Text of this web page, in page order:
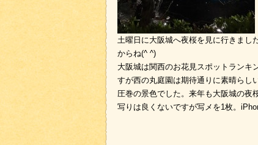
土曜日に大阪城へ夜桜を見に行きまし
からね(^ ^)
大阪城は関西のお花見スポットランキ
すが西の丸庭園は期待通りに素晴らし
圧巻の景色でした。来年も大阪城の夜
写りは良くないですが写メを1枚。